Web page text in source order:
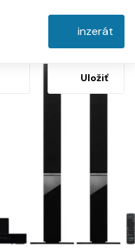
inzerát
Uložiť